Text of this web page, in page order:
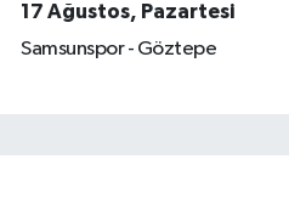
17 Ağustos, Pazartesi
Samsunspor - Göztepe